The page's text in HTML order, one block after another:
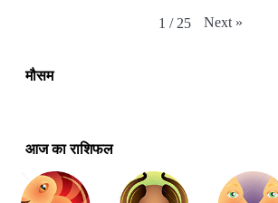
1 / 25 Next »
मौसम
आज का राशिफल